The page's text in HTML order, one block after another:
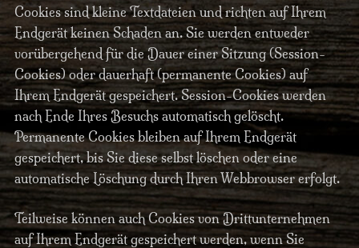
Cookies sind kleine Textdateien und richten auf Ihrem
Endgerät keinen Schaden an. Sie werden entweder
vorübergehend für die Dauer einer Sitzung (Session-
Cookies) oder dauerhaft (permanente Cookies) auf
Ihrem Endgerät gespeichert. Session-Cookies werden
nach Ende Ihres Besuchs automatisch gelöscht.
Permanente Cookies bleiben auf Ihrem Endgerät
gespeichert, bis Sie diese selbst löschen oder eine
automatische Löschung durch Ihren Webbrowser erfolgt.
Teilweise können auch Cookies von Drittunternehmen
auf Ihrem Endgerät gespeichert werden, wenn Sie